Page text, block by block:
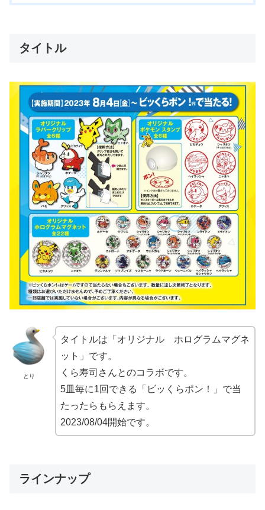
タイトル
とり
タイトルは「オリジナル ホログラムマグネ
ット」です。
くら寿司さんとのコラボです。
5皿毎に1回できる「ビッくらポン！」で当
たったらもらえます。
2023/08/04開始です。
ラインナップ